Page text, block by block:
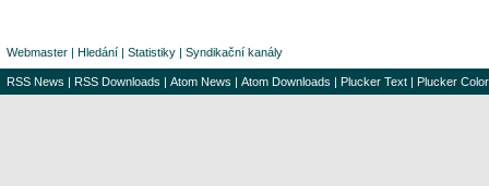
Webmaster | Hledání | Statistiky | Syndikační kanály
RSS News | RSS Downloads | Atom News | Atom Downloads | Plucker Text | Plucker Color